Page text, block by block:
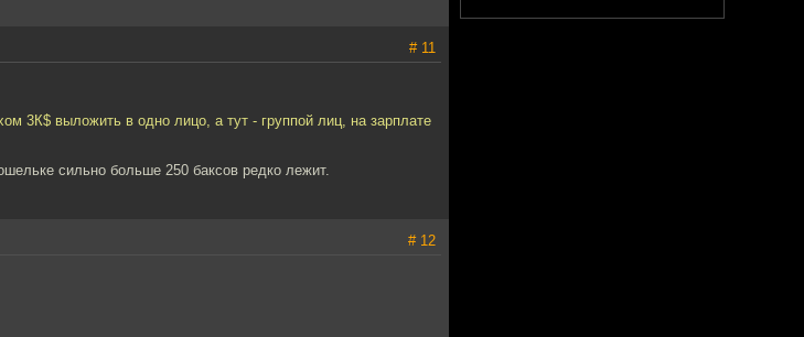
# 11
3К$ выложить в одно лицо, а тут - группой лиц, на зарплате
сильно больше 250 баксов редко лежит.
# 12